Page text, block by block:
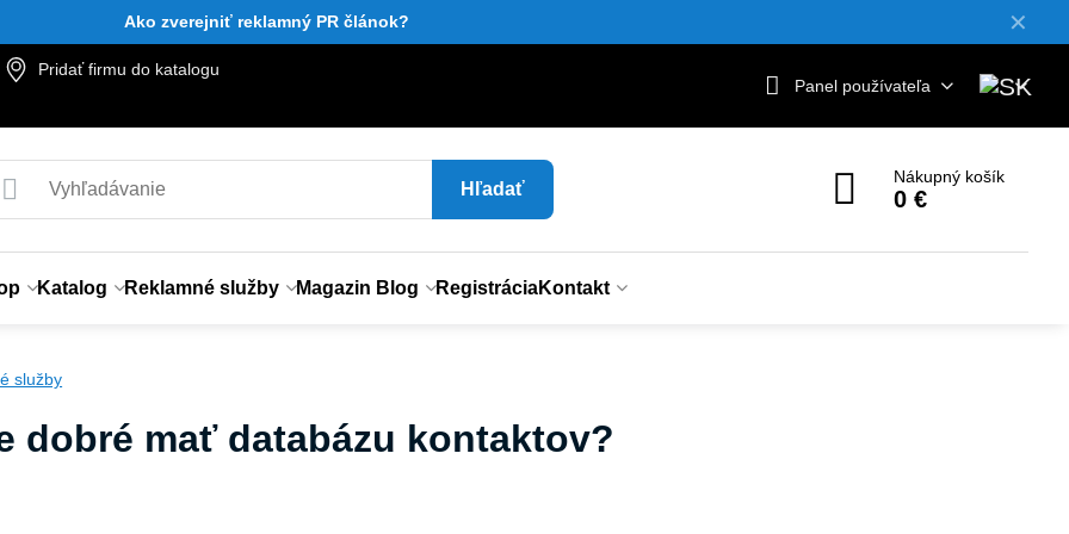
✕
Ako zverejniť reklamný PR článok?
Pridať firmu do katalogu
Panel používateľa
Hľadať
Nákupný košík
0 €
Katalog Reklamné služby Magazin Blog RegistráciaKontakt
služby
dobré mať databázu kontaktov?